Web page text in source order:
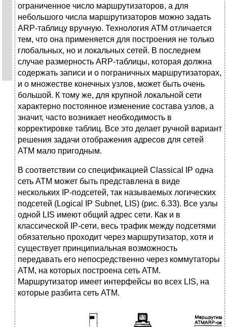
ограниченное число маршрутизаторов, а для
небольшого числа маршрутизаторов можно задать
ARP-таблицу вручную. Технология АТМ отличается
тем, что она применяется для построения не только
глобальных, но и локальных сетей. В последнем
случае размерность ARP-таблицы, которая должна
содержать записи и о пограничных маршрутизаторах,
и о множестве конечных узлов, может быть очень
большой. К тому же, для крупной локальной сети
характерно постоянное изменение состава узлов, а
значит, часто возникает необходимость в
корректировке таблиц. Все это делает ручной вариант
решения задачи отображения адресов для сетей
АТМ мало пригодным.
В соответствии со спецификацией Classical IP одна
сеть АТМ может быть представлена в виде
нескольких IP-подсетей, так называемых логических
подсетей (Logical IP Subnet, LIS) (рис. 6.33). Все узлы
одной LIS имеют общий адрес сети. Как и в
классической IP-сети, весь трафик между подсетями
обязательно проходит через маршрутизатор, хотя и
существует принципиальная возможность
передавать его непосредственно через коммутаторы
АТМ, на которых построена сеть АТМ.
Маршрутизатор имеет интерфейсы во всех LIS, на
которые разбита сеть АТМ.